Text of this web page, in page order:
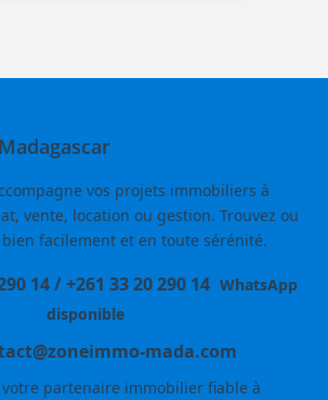
vos projets immobiliers à
vente, location ou gestion. Trouvez ou
facilement et en toute sérénité.
14/+261 33 20 290 14 WhatsApp
disponible
mada.com
partenaire immobilier fiable à